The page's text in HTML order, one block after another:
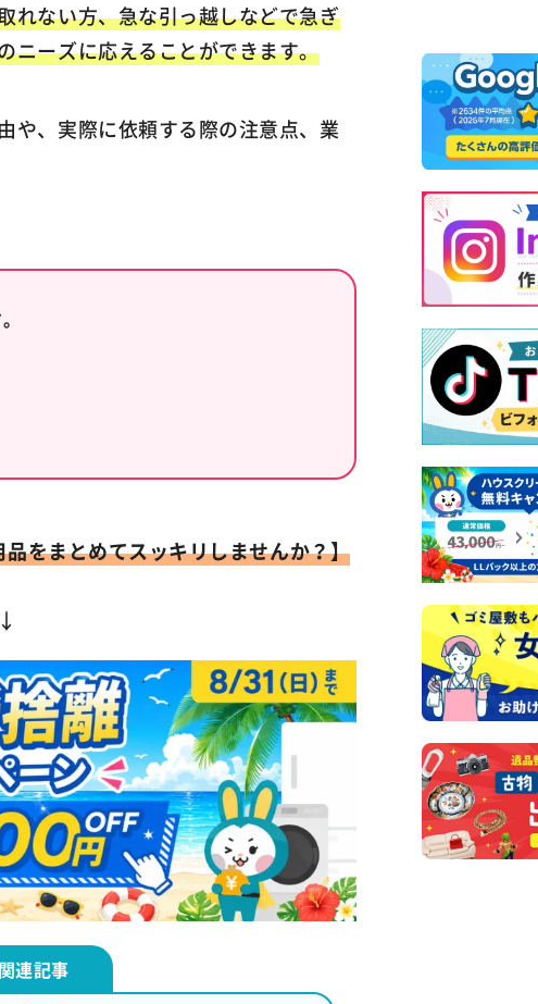
れない方、急な引っ越しなどで急ぎ
ニーズに応えることができます。
や、実際に依頼する際の注意点、業
をまとめてスッキリしませんか？】